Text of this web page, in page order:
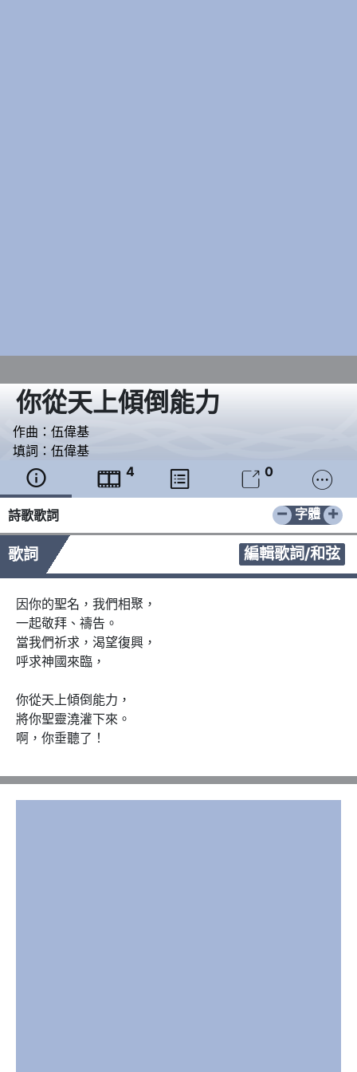
你從天上傾倒能力
作曲： 伍偉基
填詞： 伍偉基
  4   0 
詩歌歌詞 − +
字體
歌詞 編輯歌詞/和弦
因你的聖名，我們相聚，
一起敬拜、禱告。
當我們祈求，渴望復興，
呼求神國來臨，
你從天上傾倒能力，
將你聖靈澆灌下來。
啊，你垂聽了！